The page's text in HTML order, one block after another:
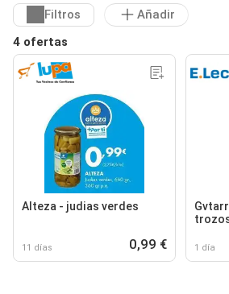
Filtros
Añadir
4 ofertas
Alteza - judias verdes
11 días 0,99 € 1 día